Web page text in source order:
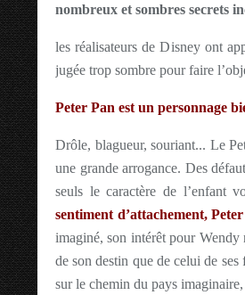
nombreux et sombres secrets
les réalisateurs de Disney ont
jugée trop sombre pour faire
Peter Pan est un personnage
Drôle, blagueur, souriant... Le
une grande arrogance. Des
seuls le caractère de l’enfant
sentiment d’attachement,
imaginé, son intérêt pour Wendy
de son destin que de celui de
sur le chemin du pays imaginaire,